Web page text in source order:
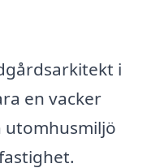
i
en vacker
utomhusmiljö